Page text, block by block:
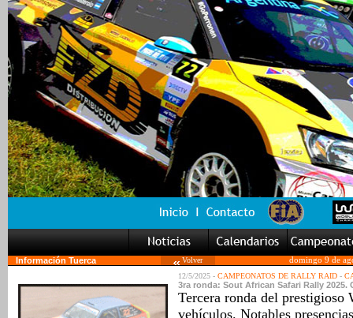
Información Tuerca Volver
domingo 9 de
12/5/2025 - CAMPEONATOS DE RALLY RAID -
3ra ronda: Sout African Safari Rally 2025.
Tercera ronda del prestigioso
vehículos. Notables presencias